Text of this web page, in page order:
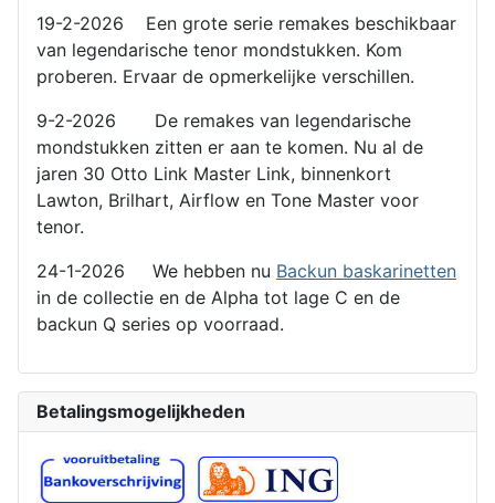
19-2-2026 Een grote serie remakes beschikbaar
van legendarische tenor mondstukken. Kom
proberen. Ervaar de opmerkelijke verschillen.
9-2-2026 De remakes van legendarische
mondstukken zitten er aan te komen. Nu al de
jaren 30 Otto Link Master Link, binnenkort
Lawton, Brilhart, Airflow en Tone Master voor
tenor.
24-1-2026 We hebben nu Backun baskarinetten
in de collectie en de Alpha tot lage C en de
backun Q series op voorraad.
Betalingsmogelijkheden